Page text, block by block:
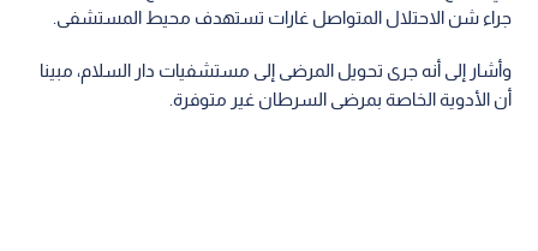
جراء شن الاحتلال المتواصل غارات تستهدف محيط المستشفى.
وأشار إلى أنه جرى تحويل المرضى إلى مستشفيات دار السلام، مبينا
أن الأدوية الخاصة بمرضى السرطان غير متوفرة.